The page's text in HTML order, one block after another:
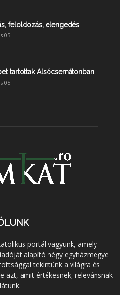
feloldozás, elengedés
05.
tartottak Alsócsernátonban
05.
portál vagyunk, amely
alapító négy egyházmegye
tekintünk a világra és
azt, amit értékesnek, relevánsnak
látunk.